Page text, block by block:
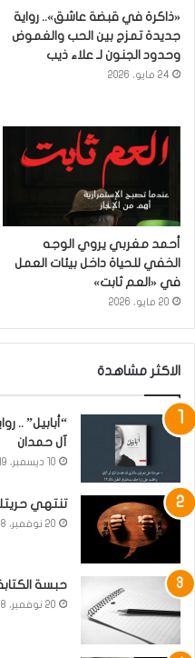
«ذاكرة في قبضة عاشق».. رواية
جديدة تمزج بين الحب والغموض
وحدود الجنون لـ علاء ذيب
24 مايو، 2026
أحمد مغربي يروي الوجه
الخفي للحياة داخل بيئات العمل
في «العم ثابت»
20 مايو، 2026
الاكثر مشاهدة
“أبابيل” ..
آل حمدان
10 ديسمبر، 2019
تنتهي
20 نوفمبر، 2018
حبسة
20 نوفمبر، 2018